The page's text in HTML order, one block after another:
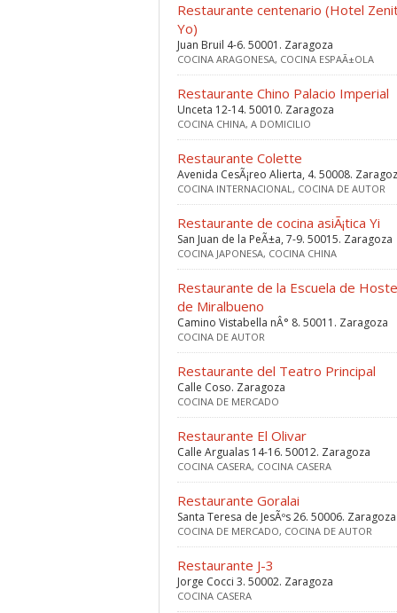
Restaurante centenario (Hotel
Yo)
Juan Bruil 4-6. 50001. Zaragoza
COCINA ARAGONESA, COCINA ESPAÃ±OLA
Restaurante Chino Palacio Imperial
Unceta 12-14. 50010. Zaragoza
COCINA CHINA, A DOMICILIO
Restaurante Colette
Avenida CesÃ¡reo Alierta, 4. 50008.
COCINA INTERNACIONAL, COCINA DE AUTOR
Restaurante de cocina asiÃ¡tica Yi
San Juan de la PeÃ±a, 7-9. 50015. Zaragoza
COCINA JAPONESA, COCINA CHINA
Restaurante de la Escuela de
de Miralbueno
Camino Vistabella nÂ° 8. 50011. Zaragoza
COCINA DE AUTOR
Restaurante del Teatro Principal
Calle Coso. Zaragoza
COCINA DE MERCADO
Restaurante El Olivar
Calle Argualas 14-16. 50012. Zaragoza
COCINA CASERA, COCINA CASERA
Restaurante Goralai
Santa Teresa de JesÃºs 26. 50006. Zaragoza
COCINA DE MERCADO, COCINA DE AUTOR
Restaurante J-3
Jorge Cocci 3. 50002. Zaragoza
COCINA CASERA